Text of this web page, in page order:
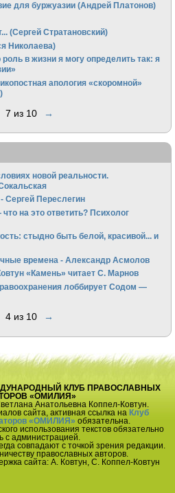
для буржуазии (Андрей Платонов)
(Сергей Стратановский)
Николаева)
в жизни я могу опpеделить так: я
апология «скоромной»
7 из 10 →
новой реальности.
Сергей Переслегин
на это ответить? Психолог
стыдно быть белой, красивой... и
времена - Александр Асмолов
«Камень» читает С. Марнов
лоббирует Содом —
4 из 10 →
КЛУБ ПРАВОСЛАВНЫХ
«ОМИЛИЯ»
Анатольевна Коппел-Ковтун.
сайта, активная ссылка на Клуб
«ОМИЛИЯ» обязательна.
использования текстов обязательно
с администрацией.
совпадают с точкой зрения редакции.
православных авторов.
сайта: А. Ковтун, С. Коппел-Ковтун